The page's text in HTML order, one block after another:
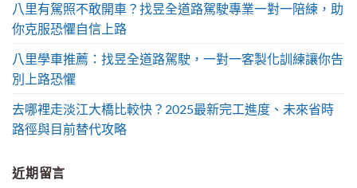
八里有駕照不敢開車？找昱全道路駕駛專業一對一陪練，助
你克服恐懼自信上路
八里學車推薦：找昱全道路駕駛，一對一客製化訓練讓你告
別上路恐懼
去哪裡走淡江大橋比較快？2025最新完工進度、未來省時
路徑與目前替代攻略
近期留言